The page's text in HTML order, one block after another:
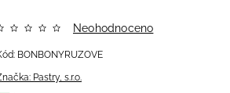
Pastry, s.r.o.
Neohodnoceno
BONBONYRUZOVE